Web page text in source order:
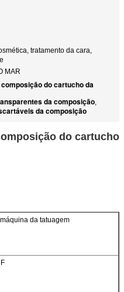
tratamento da cara,
MAR
do cartucho da
da composição,
da composição
do cartucho
da tatuagem